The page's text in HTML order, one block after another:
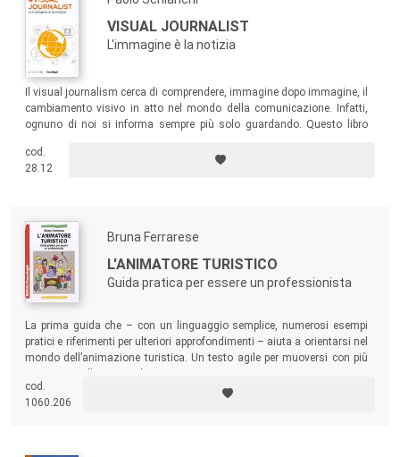
VISUAL JOURNALIST
L'immagine è la notizia
Il visual journalism cerca di comprendere, immagine dopo immagine, il
cambiamento visivo in atto nel mondo della comunicazione. Infatti,
ognuno di noi si informa sempre più solo guardando. Questo libro
cod.
28.12
Bruna Ferrarese
L'ANIMATORE TURISTICO
Guida pratica per essere un professionista
La prima guida che – con un linguaggio semplice, numerosi esempi
pratici e riferimenti per ulteriori approfondimenti – aiuta a orientarsi nel
mondo dell’animazione turistica. Un testo agile per muoversi con più
cod.
1060.206